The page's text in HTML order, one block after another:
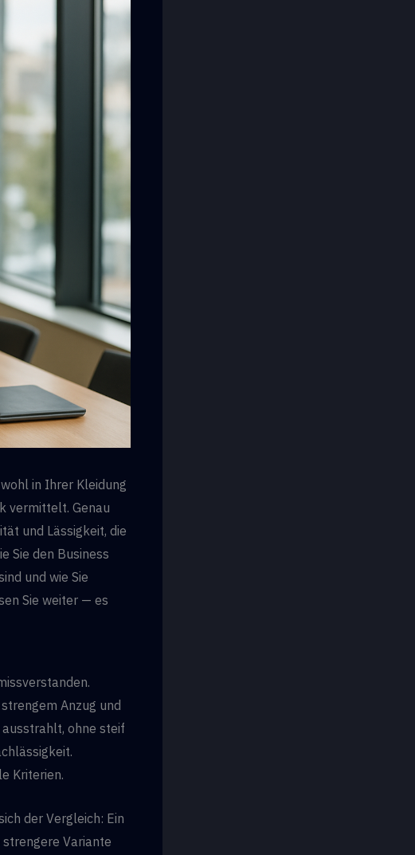
in Ihrer Kleidung
vermittelt. Genau
und Lässigkeit, die
Sie den Business
und wie Sie
Sie weiter — es
Anzug und
ohne steif
Kriterien.
der Vergleich: Ein
strengere Variante